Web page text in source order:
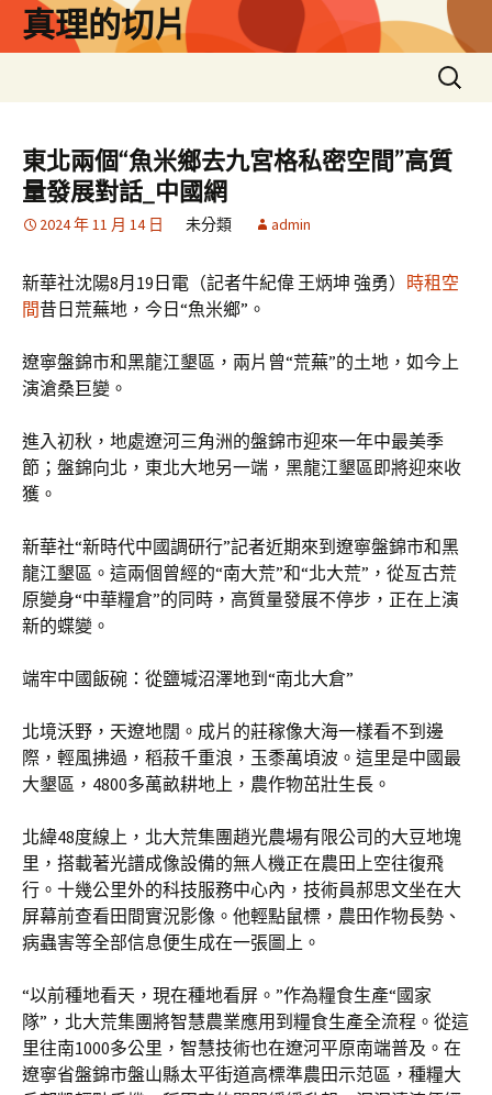
真理的切片
搜
尋
鍵
字:
東北兩個“魚米鄉去九宮格私密空間”高質
量發展對話_中國網
2024 年 11 月 14 日 未分類 admin
新華社沈陽8月19日電（記者牛紀偉 王炳坤 強勇） 時租空
間昔日荒蕪地，今日“魚米鄉”。
遼寧盤錦市和黑龍江墾區，兩片曾“荒蕪”的土地，如今上
演滄桑巨變。
進入初秋，地處遼河三角洲的盤錦市迎來一年中最美季
節；盤錦向北，東北大地另一端，黑龍江墾區即將迎來收
獲。
新華社“新時代中國調研行”記者近期來到遼寧盤錦市和黑
龍江墾區。這兩個曾經的“南大荒”和“北大荒”，從亙古荒
原變身“中華糧倉”的同時，高質量發展不停步，正在上演
新的蝶變。
端牢中國飯碗：從鹽堿沼澤地到“南北大倉”
北境沃野，天遼地闊。成片的莊稼像大海一樣看不到邊
際，輕風拂過，稻菽千重浪，玉黍萬頃波。這里是中國最
大墾區，4800多萬畝耕地上，農作物茁壯生長。
北緯48度線上，北大荒集團趙光農場有限公司的大豆地塊
里，搭載著光譜成像設備的無人機正在農田上空往復飛
行。十幾公里外的科技服務中心內，技術員郝思文坐在大
屏幕前查看田間實況影像。他輕點鼠標，農田作物長勢、
病蟲害等全部信息便生成在一張圖上。
“以前種地看天，現在種地看屏。”作為糧食生產“國家
隊”，北大荒集團將智慧農業應用到糧食生產全流程。從這
里往南1000多公里，智慧技術也在遼河平原南端普及。在
遼寧省盤錦市盤山縣太平街道高標準農田示范區，種糧大